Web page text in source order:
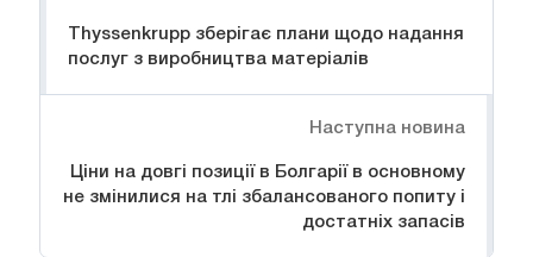
Thyssenkrupp зберігає плани щодо надання
послуг з виробництва матеріалів
Наступна новина
Ціни на довгі позиції в Болгарії в основному
не змінилися на тлі збалансованого попиту і
достатніх запасів